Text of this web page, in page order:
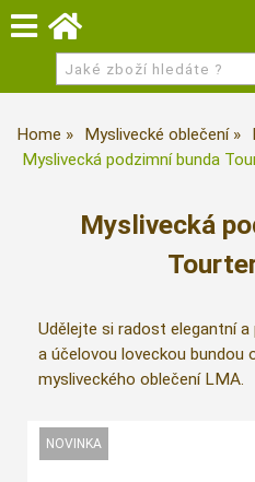
Home Myslivecké oblečení
Myslivecká podzimní bunda
Myslivecká
Udělejte si radost elegantní
a účelovou loveckou bundou
mysliveckého oblečení LMA.